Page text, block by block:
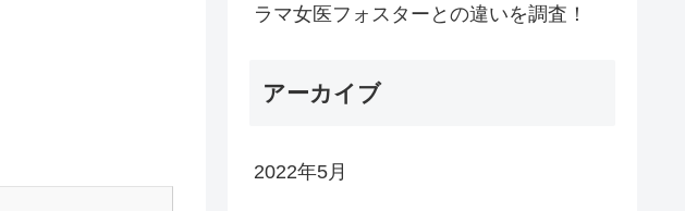
ラマ女医フォスターとの違いを調査！
アーカイブ
2022年5月